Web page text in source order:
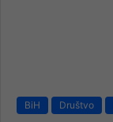
BiH Društvo